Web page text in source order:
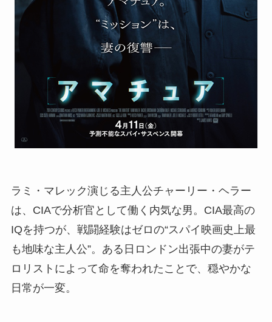
ラミ・マレック演じる主人公チャーリー・ヘラー
は、CIAで分析官として働く内気な男。CIA最高の
IQを持つが、戦闘経験はゼロの“スパイ映画史上最
も地味な主人公”。ある日ロンドン出張中の妻がテ
ロリストによって命を奪われたことで、穏やかな
日常が一変。